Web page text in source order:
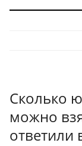
Сколько
можно
ответили